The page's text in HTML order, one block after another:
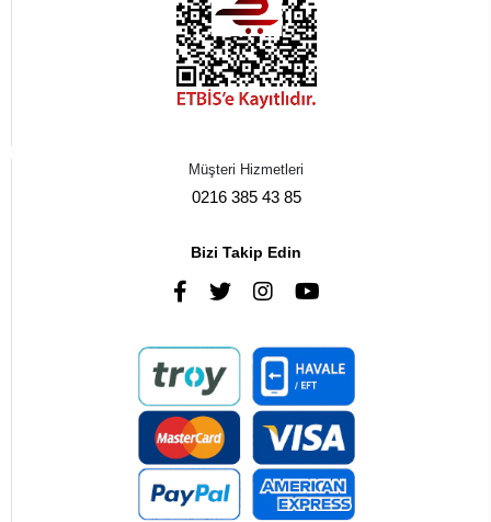
Müşteri Hizmetleri
0216 385 43 85
Bizi Takip Edin